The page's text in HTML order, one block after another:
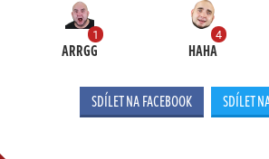
1
ARRGG
4
HAHA
SDÍLET NA FACEBOOK SDÍLET